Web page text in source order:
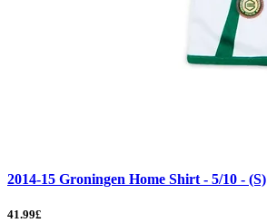
2014-15 Groningen Home Shirt - 5/10 - (S)
41.99£